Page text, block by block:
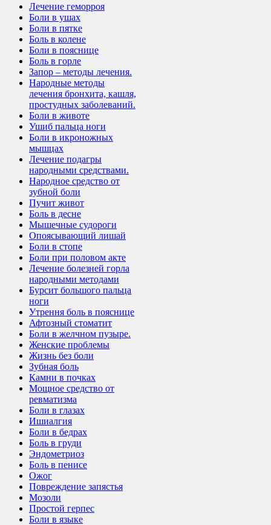
Лечение геморроя
Боли в ушах
Боли в пятке
Боль в колене
Боли в пояснице
Боль в горле
Запор – методы лечения.
Народные методы
лечения бронхита, кашля,
простудных заболеваний.
Боли в животе
Ушиб пальца ноги
Боли в икроножных
мышцах
Лечение подагры
народными средствами.
Народное средство от
зубной боли
Пучит живот
Боль в десне
Мышечные судороги
Опоясывающий лишай
Боли в стопе
Боли при половом акте
Лечение болезней горла
народными методами
Бурсит большого пальца
ноги
Утрення боль в пояснице
Афтозный стоматит
Боли в желчном пузыре.
Женские проблемы
Жизнь без боли
Зубная боль
Камни в почках
Мощное средство от
ревматизма
Боли в глазах
Ишиалгия
Боли в бедрах
Боль в груди
Эндометриоз
Боль в пенисе
Ожог
Повреждение запястья
Мозоли
Простой герпес
Боли в языке